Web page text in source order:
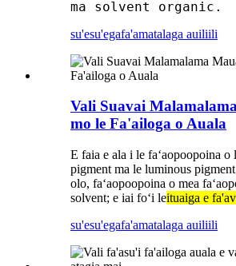
ma solvent organic.
su'esu'egafa'amatalaga auiliili
Vali Suavai
mo le Fa'ailoga o Auala
E faia e ala i le faʻaopoopoina o
pigment ma le luminous
olo, faʻaopoopoina o mea
solvent; e iai foʻi leituaiga e
su'esu'egafa'amatalaga auiliili